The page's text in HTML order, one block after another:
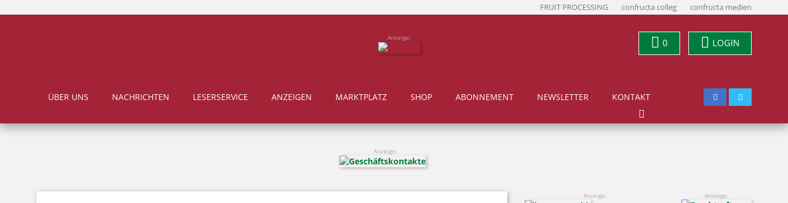
FRUIT PROCESSING confructa colleg confructa medien
0 LOGIN
Anzeige:
ÜBER UNS NACHRICHTEN LESERSERVICE ANZEIGEN MARKTPLATZ SHOP ABONNEMENT NEWSLETTER KONTAKT
Anzeige:
Anzeige: Anzeige: